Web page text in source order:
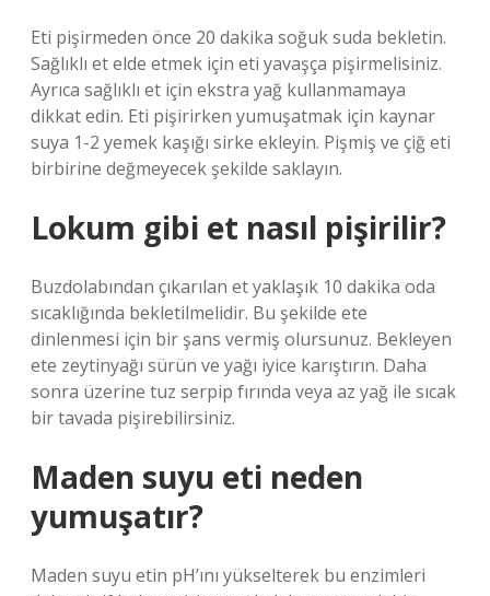
Eti pişirmeden önce 20 dakika soğuk suda bekletin.
Sağlıklı et elde etmek için eti yavaşça pişirmelisiniz.
Ayrıca sağlıklı et için ekstra yağ kullanmamaya
dikkat edin. Eti pişirirken yumuşatmak için kaynar
suya 1-2 yemek kaşığı sirke ekleyin. Pişmiş ve çiğ eti
birbirine değmeyecek şekilde saklayın.
Lokum gibi et nasıl pişirilir?
Buzdolabından çıkarılan et yaklaşık 10 dakika oda
sıcaklığında bekletilmelidir. Bu şekilde ete
dinlenmesi için bir şans vermiş olursunuz. Bekleyen
ete zeytinyağı sürün ve yağı iyice karıştırın. Daha
sonra üzerine tuz serpip fırında veya az yağ ile sıcak
bir tavada pişirebilirsiniz.
Maden suyu eti neden
yumuşatır?
Maden suyu etin pH’ını yükselterek bu enzimleri